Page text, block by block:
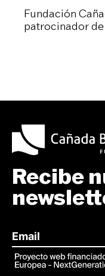
Fundación
patrocinador
Recibe